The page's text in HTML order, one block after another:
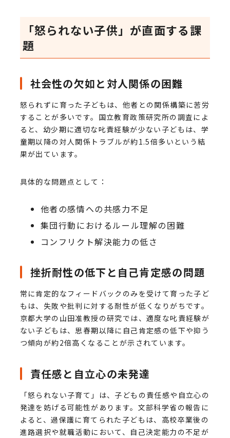
「怒られない子供」が直面する課
題
社会性の欠如と対人関係の困難
怒られずに育った子どもは、他者との関係構築に苦労
することが多いです。国立教育政策研究所の調査によ
ると、幼少期に適切な叱責経験が少ない子どもは、学
童期以降の対人関係トラブルが約1.5倍多いという結
果が出ています。
具体的な問題点として：
他者の感情への共感力不足
集団行動におけるルール理解の困難
コンフリクト解決能力の低さ
挫折耐性の低下と自己肯定感の問題
常に肯定的なフィードバックのみを受けて育った子ど
もは、失敗や批判に対する耐性が低くなりがちです。
京都大学の山田准教授の研究では、適度な叱責経験が
ない子どもは、思春期以降に自己肯定感の低下や抑う
つ傾向が約2倍高くなることが示されています。
責任感と自立心の未発達
「怒られない子育て」は、子どもの責任感や自立心の
発達を妨げる可能性があります。文部科学省の報告に
よると、過保護に育てられた子どもは、高校卒業後の
進路選択や就職活動において、自己決定能力の不足が